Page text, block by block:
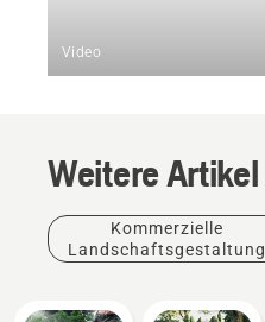
Video
Weitere Artikel
Kommerzielle
Landschaftsgestaltung